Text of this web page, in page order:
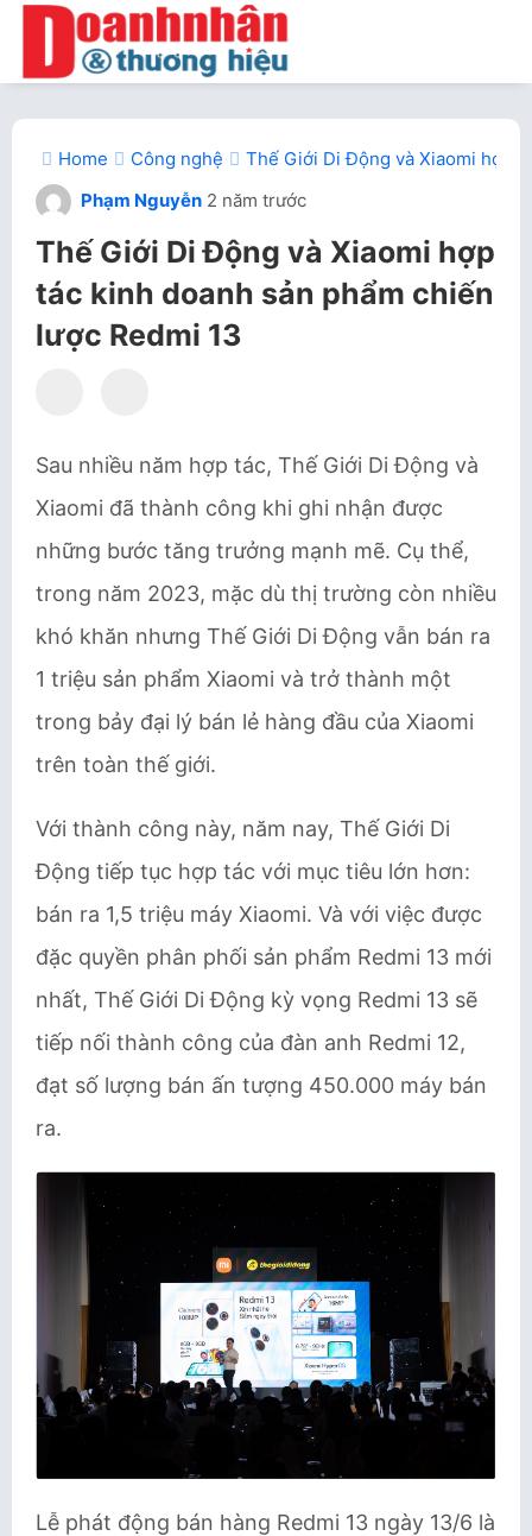
Home Công nghệ
Thế Giới Di Động và Xiaomi hợp
Phạm Nguyễn 2 năm trước
Thế Giới Di Động và Xiaomi hợp
tác kinh doanh sản phẩm chiến
lược Redmi 13
Sau nhiều năm hợp tác, Thế Giới Di Động và
Xiaomi đã thành công khi ghi nhận được
những bước tăng trưởng mạnh mẽ. Cụ thể,
trong năm 2023, mặc dù thị trường còn nhiều
khó khăn nhưng Thế Giới Di Động vẫn bán ra
1 triệu sản phẩm Xiaomi và trở thành một
trong bảy đại lý bán lẻ hàng đầu của Xiaomi
trên toàn thế giới.
Với thành công này, năm nay, Thế Giới Di
Động tiếp tục hợp tác với mục tiêu lớn hơn:
bán ra 1,5 triệu máy Xiaomi. Và với việc được
đặc quyền phân phối sản phẩm Redmi 13 mới
nhất, Thế Giới Di Động kỳ vọng Redmi 13 sẽ
tiếp nối thành công của đàn anh Redmi 12,
đạt số lượng bán ấn tượng 450.000 máy bán
ra.
Lễ phát động bán hàng Redmi 13 ngày 13/6 là